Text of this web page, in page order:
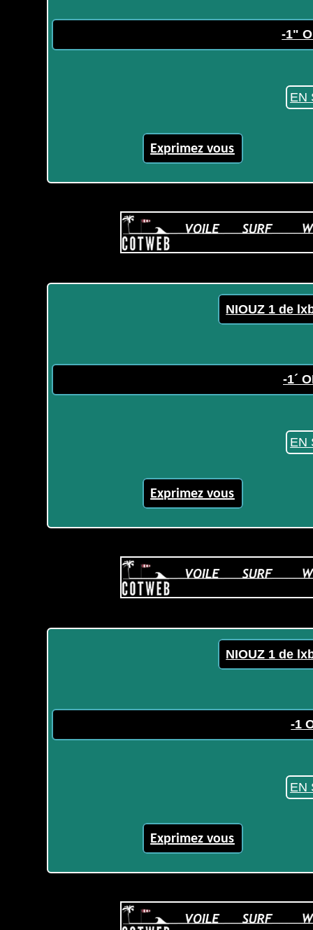
-1"
EN
Exprimez vous
NIOUZ 1 de
-1´
EN
Exprimez vous
NIOUZ 1 de
-1
EN
Exprimez vous